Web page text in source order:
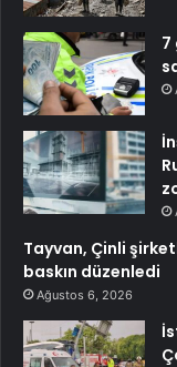
7
Tayvan, Çinli
baskın düzenledi
Ağustos 6, 2026